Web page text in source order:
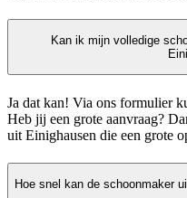
Kan ik mijn volledige
Ja dat kan! Via ons formulier
Heb jij een grote aanvraag?
uit Einighausen die een grote
Hoe snel kan de schoonmaker